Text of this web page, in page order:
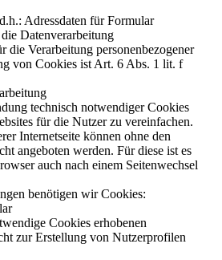
Adressdaten für Formular
Datenverarbeitung
die Verarbeitung personenbezogener
von Cookies ist Art. 6 Abs. 1 lit. f
technisch notwendiger Cookies
für die Nutzer zu vereinfachen.
Internetseite können ohne den
angeboten werden. Für diese ist es
auch nach einem Seitenwechsel
benötigen wir Cookies:
Cookies erhobenen
zur Erstellung von Nutzerprofilen